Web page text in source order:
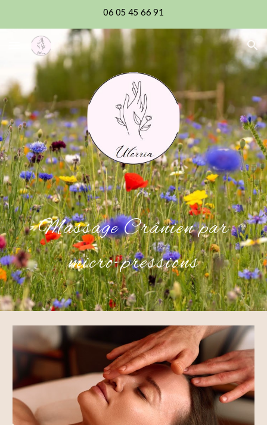
06 05 45 66 91
MassageCrânien par
micro-pressions